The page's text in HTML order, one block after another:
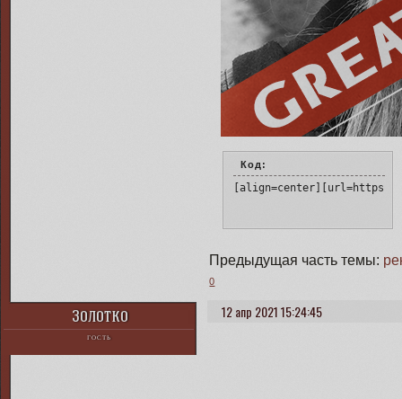
Код:
Предыдущая часть темы:
0
12 апр 2021 15:24:45
Золотко
ГОСТЬ